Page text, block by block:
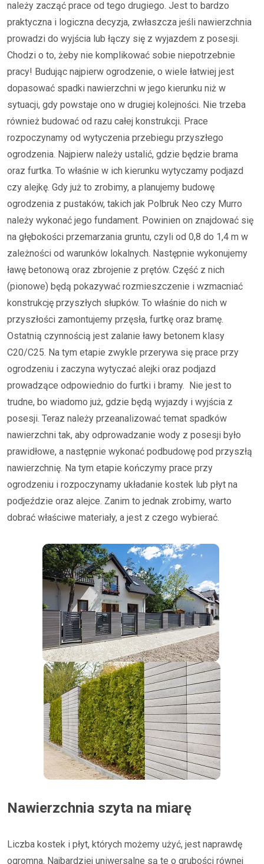
należy zacząć prace od tego drugiego. Jest to bardzo
praktyczna i logiczna decyzja, zwłaszcza jeśli nawierzchnia
prowadzi do wyjścia lub łączy się z wyjazdem z posesji.
Chodzi o to, żeby nie komplikować sobie niepotrzebnie
pracy! Budując najpierw ogrodzenie, o wiele łatwiej jest
dopasować spadki nawierzchni w jego kierunku niż w
sytuacji, gdy powstaje ono w drugiej kolejności. Nie trzeba
również budować od razu całej konstrukcji. Prace
rozpoczynamy od wytyczenia przebiegu przyszłego
ogrodzenia. Najpierw należy ustalić, gdzie będzie brama
oraz furtka. To właśnie w ich kierunku wytyczamy podjazd
czy alejkę. Gdy już to zrobimy, a planujemy budowę
ogrodzenia z pustaków, takich jak Polbruk Neo czy Murro
należy wykonać jego fundament. Powinien on znajdować się
na głębokości przemarzania gruntu, czyli od 0,8 do 1,4 m w
zależności od warunków lokalnych. Następnie wykonujemy
ławę betonową oraz zbrojenie z prętów. Część z nich
(pionowe) będą pokazywać rozmieszczenie i wzmacniać
konstrukcję przyszłych słupków. To właśnie do nich w
przyszłości zamontujemy przęsła, furtkę oraz bramę.
Ostatnią czynnością jest zalanie ławy betonem klasy
C20/C25. Na tym etapie zwykle przerywa się prace przy
ogrodzeniu i zaczyna wytyczać alejki oraz podjazd
prowadzące odpowiednio do furtki i bramy. Nie jest to
trudne, bo wiadomo już, gdzie będą wyjazdy i wyjścia z
posesji. Teraz należy przeanalizować temat spadków
nawierzchni tak, aby odprowadzanie wody z posesji było
prawidłowe, a następnie wykonać podbudowę pod przyszłą
nawierzchnię. Na tym etapie kończymy prace przy
ogrodzeniu i rozpoczynamy układanie kostek lub płyt na
podjeździe oraz alejce. Zanim to jednak zrobimy, warto
dobrać właściwe materiały, a jest z czego wybierać.
Nawierzchnia szyta na miarę
Liczba kostek i płyt, których możemy użyć, jest naprawdę
ogromna. Najbardziej uniwersalne są te o grubości równej